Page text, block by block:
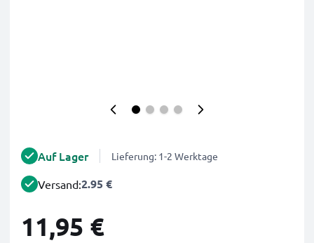
Auf Lager Lieferung: 1-2 Werktage
Versand:2.95 €
11,95 €